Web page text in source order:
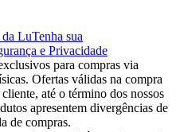
LuTenha sua
e Privacidade
para compras via
Ofertas válidas na compra
até o término dos nossos
apresentem divergências de
de compras.